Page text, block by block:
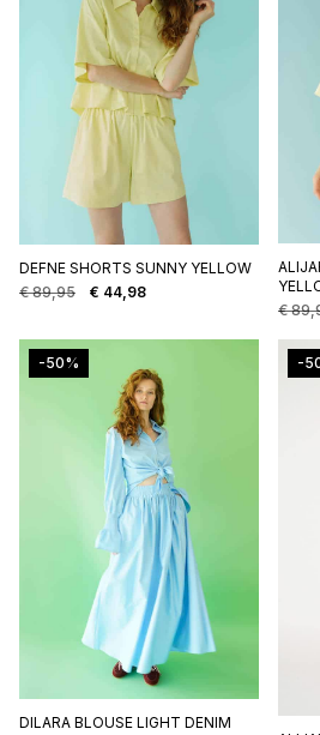
DEFNE SHORTS SUNNY YELLOW
€89,95
Oorspronkelijke
was:
€ 89,95.
€ 44,98
Huidige
is:
€ 44,98.
€
prijs
was:
€
prijs
€
-50%
DILARA BLOUSE LIGHT DENIM
-